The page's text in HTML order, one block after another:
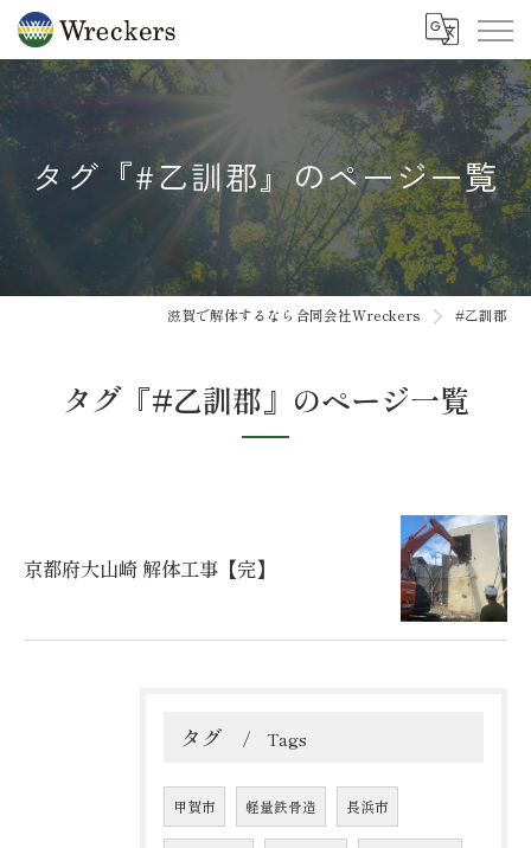
タグ『#乙訓郡』のページ一覧
滋賀で解体するなら合同会社Wreckers #乙訓郡
タグ『#乙訓郡』のページ一覧
京都府大山崎 解体工事【完】
タグ Tags
甲賀市 軽量鉄骨造 長浜市